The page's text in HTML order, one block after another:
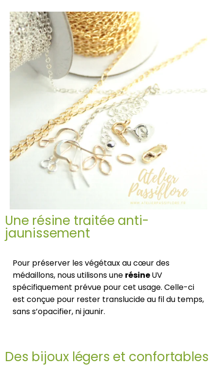
Une résine traitée anti-
jaunissement
Pour préserver les végétaux au cœur des
médaillons, nous utilisons une résineUV
spécifiquement prévue pour cet usage. Celle-ci
est conçue pour rester translucide au fil du temps,
sans s’opacifier, ni jaunir.
Des bijoux légers et confortables